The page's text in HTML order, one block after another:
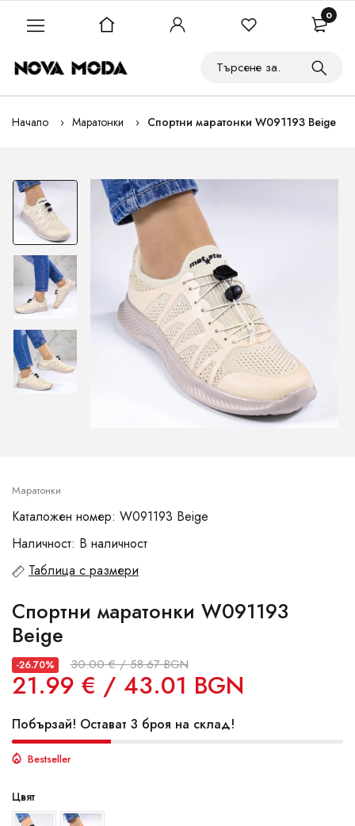
Начало Маратонки Спортни маратонки W091193 Beige
Маратонки
Каталожен номер: W091193 Beige
Наличност: В наличност
Таблица с размери
Спортни маратонки W091193
Beige
-26.70% 30.00 € / 58.67 BGN
21.99 € / 43.01 BGN
Побързай! Остават 3 броя на склад!
Bestseller
Цвят
0